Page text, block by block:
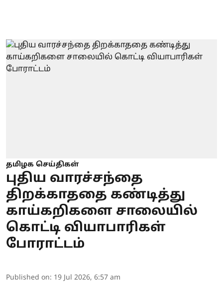
தமிழக செய்திகள்
புதிய வாரச்சந்தை
திறக்காததை கண்டித்து
காய்கறிகளை சாலையில்
கொட்டி வியாபாரிகள்
போராட்டம்
Published on: 19 Jul 2026, 6:57 am